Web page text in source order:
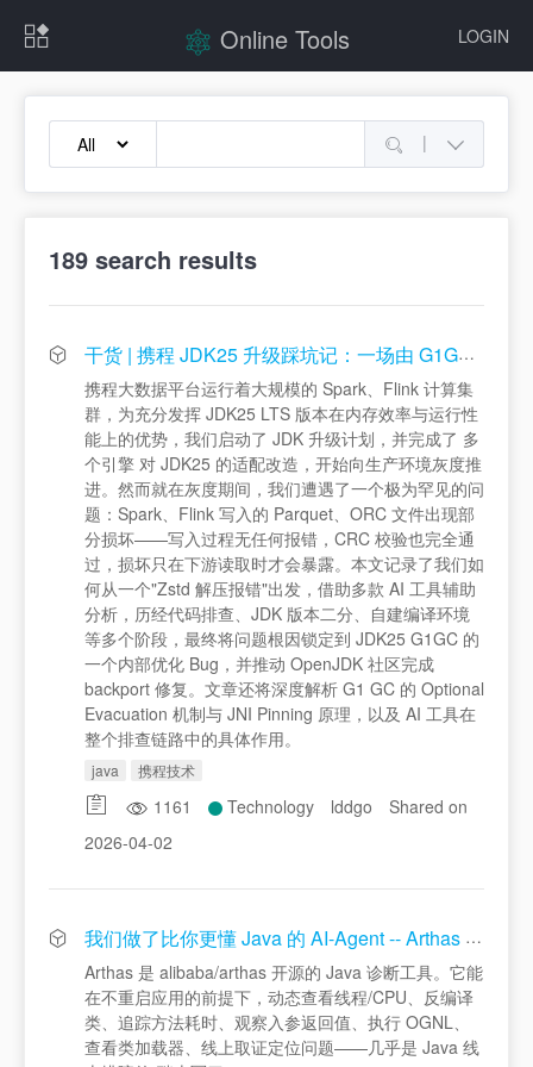
LOGIN
Online Tools
|
189 search results
干货 | 携程 JDK25 升级踩坑记：一场由 G1GC “偷走”对象引发的数据静默损坏
携程大数据平台运行着大规模的 Spark、Flink 计算集
群，为充分发挥 JDK25 LTS 版本在内存效率与运行性
能上的优势，我们启动了 JDK 升级计划，并完成了 多
个引擎 对 JDK25 的适配改造，开始向生产环境灰度推
进。然而就在灰度期间，我们遭遇了一个极为罕见的问
题：Spark、Flink 写入的 Parquet、ORC 文件出现部
分损坏——写入过程无任何报错，CRC 校验也完全通
过，损坏只在下游读取时才会暴露。本文记录了我们如
何从一个"Zstd 解压报错"出发，借助多款 AI 工具辅助
分析，历经代码排查、JDK 版本二分、自建编译环境
等多个阶段，最终将问题根因锁定到 JDK25 G1GC 的
一个内部优化 Bug，并推动 OpenJDK 社区完成
backport 修复。文章还将深度解析 G1 GC 的 Optional
Evacuation 机制与 JNI Pinning 原理，以及 AI 工具在
整个排查链路中的具体作用。
java 携程技术
1161 Technology lddgo
Shared on
2026-04-02
我们做了比你更懂 Java 的 AI-Agent -- Arthas Agent
Arthas 是 alibaba/arthas 开源的 Java 诊断工具。它能
在不重启应用的前提下，动态查看线程/CPU、反编译
类、追踪方法耗时、观察入参返回值、执行 OGNL、
查看类加载器、线上取证定位问题——几乎是 Java 线